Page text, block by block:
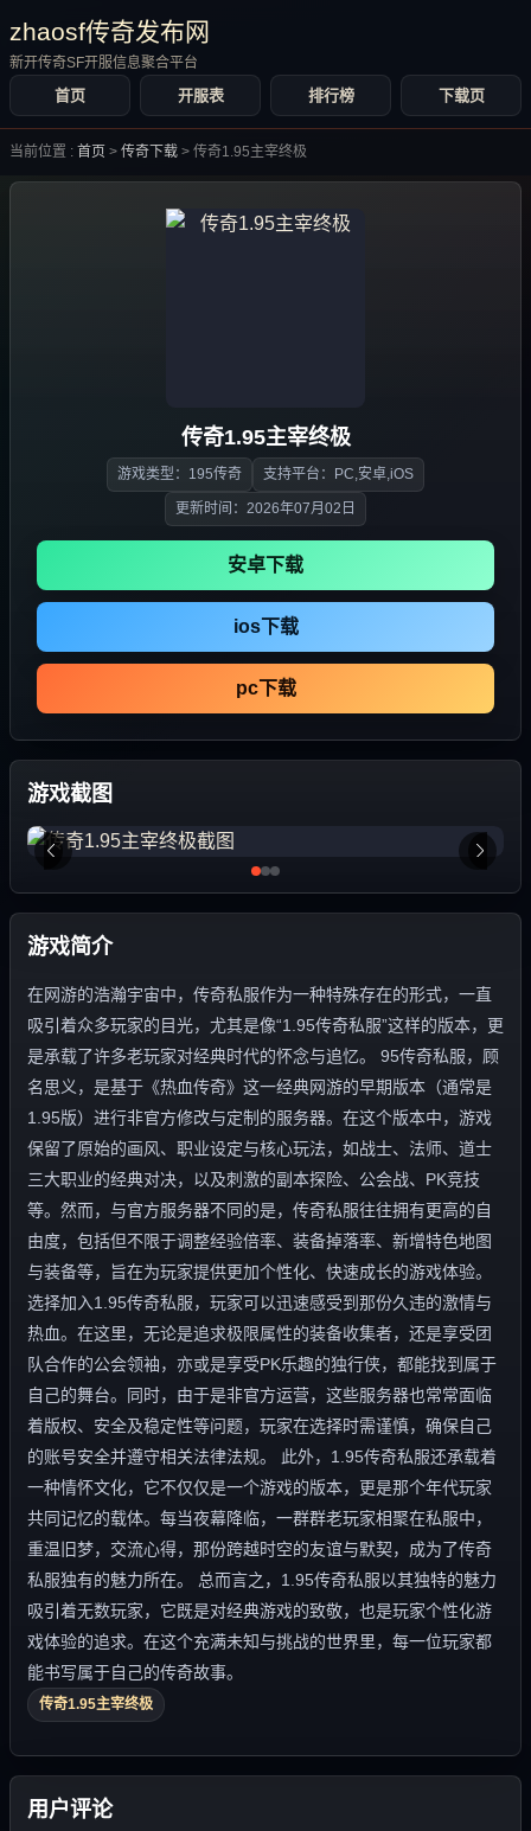
zhaosf传奇发布网
新开传奇SF开服信息聚合平台
首页 开服表 排行榜 下载页
当前位置 : 首页 > 传奇下载 > 传奇1.95主宰终极
传奇1.95主宰终极
游戏类型：195传奇 支持平台：PC,安卓,iOS
更新时间：2026年07月02日
安卓下载
ios下载
pc下载
游戏截图
游戏简介
在网游的浩瀚宇宙中，传奇私服作为一种特殊存在的形式，一直
吸引着众多玩家的目光，尤其是像“1.95传奇私服”这样的版本，更
是承载了许多老玩家对经典时代的怀念与追忆。 95传奇私服，顾
名思义，是基于《热血传奇》这一经典网游的早期版本（通常是
1.95版）进行非官方修改与定制的服务器。在这个版本中，游戏
保留了原始的画风、职业设定与核心玩法，如战士、法师、道士
三大职业的经典对决，以及刺激的副本探险、公会战、PK竞技
等。然而，与官方服务器不同的是，传奇私服往往拥有更高的自
由度，包括但不限于调整经验倍率、装备掉落率、新增特色地图
与装备等，旨在为玩家提供更加个性化、快速成长的游戏体验。
选择加入1.95传奇私服，玩家可以迅速感受到那份久违的激情与
热血。在这里，无论是追求极限属性的装备收集者，还是享受团
队合作的公会领袖，亦或是享受PK乐趣的独行侠，都能找到属于
自己的舞台。同时，由于是非官方运营，这些服务器也常常面临
着版权、安全及稳定性等问题，玩家在选择时需谨慎，确保自己
的账号安全并遵守相关法律法规。 此外，1.95传奇私服还承载着
一种情怀文化，它不仅仅是一个游戏的版本，更是那个年代玩家
共同记忆的载体。每当夜幕降临，一群群老玩家相聚在私服中，
重温旧梦，交流心得，那份跨越时空的友谊与默契，成为了传奇
私服独有的魅力所在。 总而言之，1.95传奇私服以其独特的魅力
吸引着无数玩家，它既是对经典游戏的致敬，也是玩家个性化游
戏体验的追求。在这个充满未知与挑战的世界里，每一位玩家都
能书写属于自己的传奇故事。
传奇1.95主宰终极
用户评论